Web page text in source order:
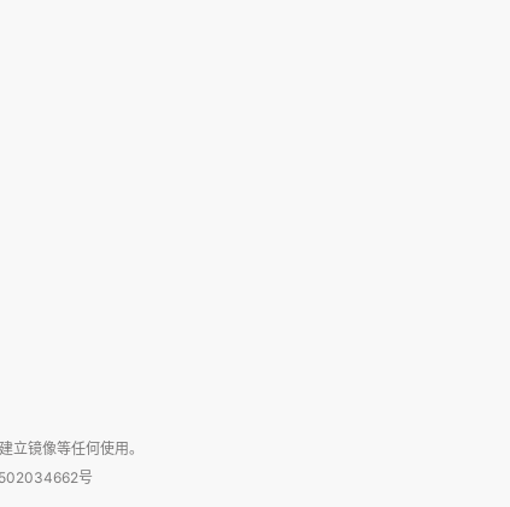
镜像等任何使用。
号